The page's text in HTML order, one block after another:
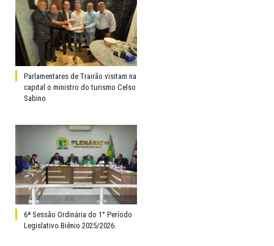
Parlamentares de Trairão visitam na
capital o ministro do turismo Celso
Sabino
6ª Sessão Ordinária do 1° Período
Legislativo Biênio 2025/2026.